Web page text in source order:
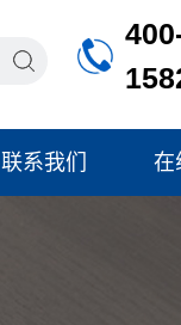
联系我们 在